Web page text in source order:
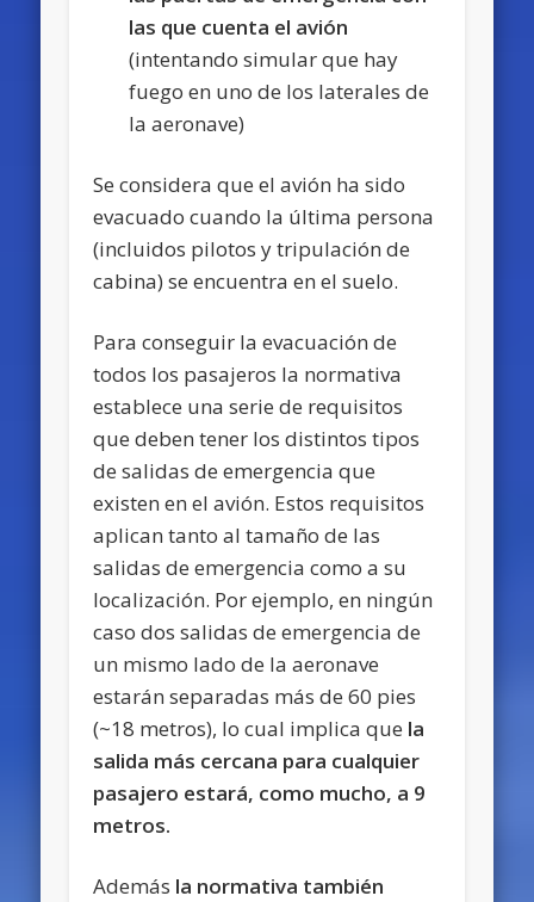
las que cuenta el avión
(intentando simular que hay
fuego en uno de los laterales de
la aeronave)
Se considera que el avión ha sido
evacuado cuando la última persona
(incluidos pilotos y tripulación de
cabina) se encuentra en el suelo.
Para conseguir la evacuación de
todos los pasajeros la normativa
establece una serie de requisitos
que deben tener los distintos tipos
de salidas de emergencia que
existen en el avión. Estos requisitos
aplican tanto al tamaño de las
salidas de emergencia como a su
localización. Por ejemplo, en ningún
caso dos salidas de emergencia de
un mismo lado de la aeronave
estarán separadas más de 60 pies
(~18 metros), lo cual implica que la
salida más cercana para cualquier
pasajero estará, como mucho, a 9
metros.
Además la normativa también